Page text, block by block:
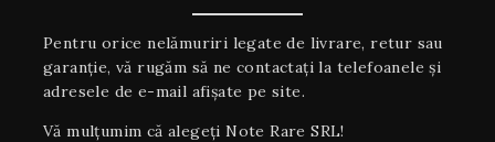
Pentru orice nelămuriri legate de livrare, retur sau
garanţie, vă rugăm să ne contactați la telefoanele și
adresele de e-mail afișate pe site.
Vă mulțumim că alegeți Note Rare SRL!